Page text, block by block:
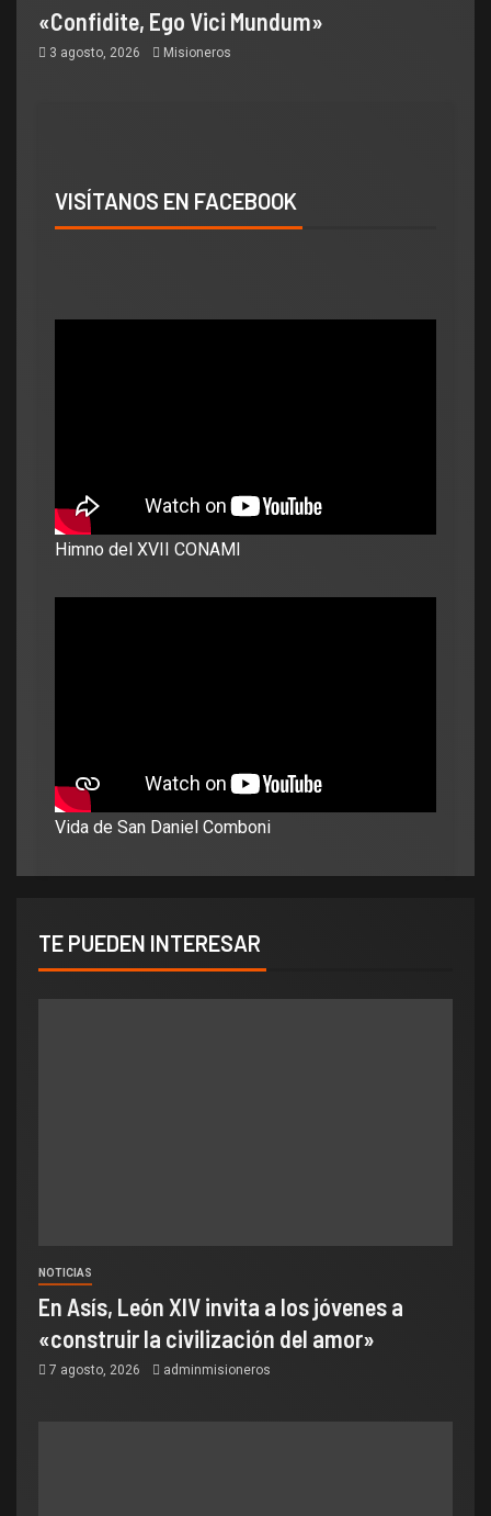
«Confidite, Ego Vici Mundum»
3 agosto, 2026 Misioneros
VISÍTANOS EN FACEBOOK
Himno del XVII CONAMI
Vida de San Daniel Comboni
TE PUEDEN INTERESAR
NOTICIAS
En Asís, León XIV invita a los jóvenes a
«construir la civilización del amor»
7 agosto, 2026 adminmisioneros